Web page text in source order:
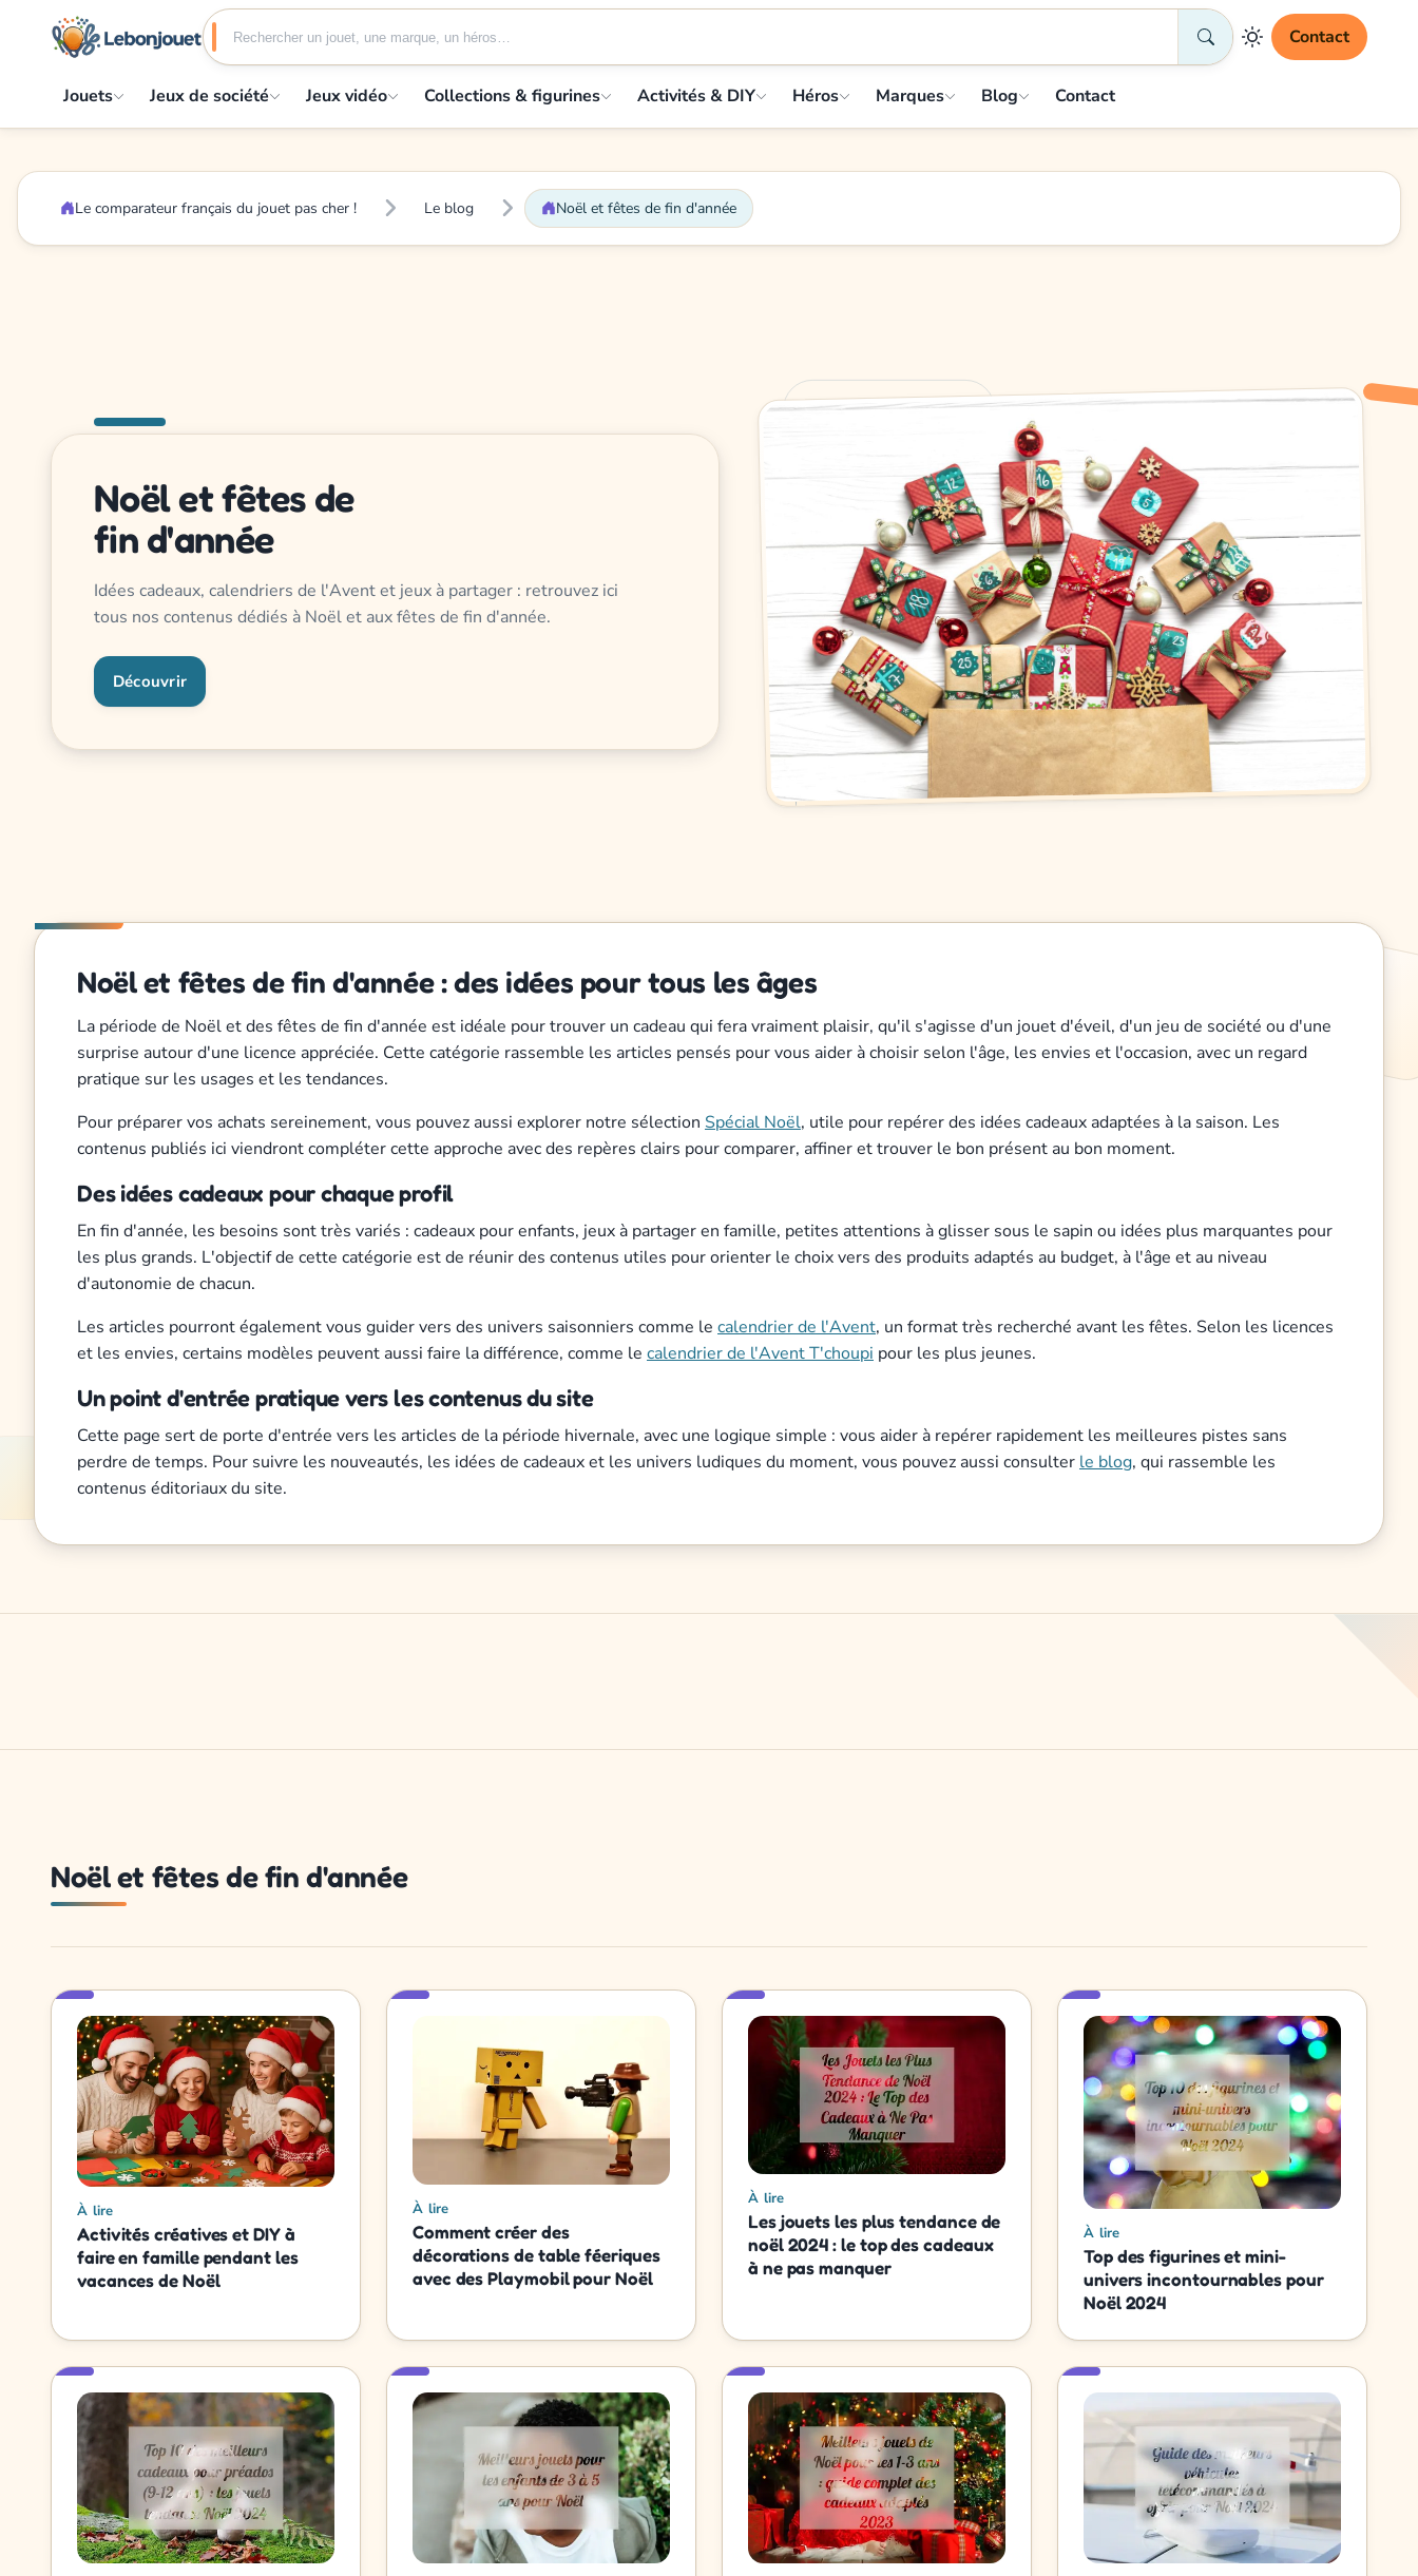
Contact
Jouets Jeux de société Jeux vidéo Collections & figurines Activités & DIY Héros Marques Blog Contact
Le comparateur français du jouet pas cher ! Le blog Noël et fêtes de fin d'année
Noël et fêtes de
fin d'année
Idées cadeaux, calendriers de l'Avent et jeux à partager : retrouvez ici
tous nos contenus dédiés à Noël et aux fêtes de fin d'année.
Découvrir
Noël et fêtes de fin d'année : des idées pour tous les âges
La période de Noël et des fêtes de fin d'année est idéale pour trouver un cadeau qui fera vraiment plaisir, qu'il s'agisse d'un jouet d'éveil, d'un jeu de société ou d'une
surprise autour d'une licence appréciée. Cette catégorie rassemble les articles pensés pour vous aider à choisir selon l'âge, les envies et l'occasion, avec un regard
pratique sur les usages et les tendances.
Pour préparer vos achats sereinement, vous pouvez aussi explorer notre sélection Spécial Noël, utile pour repérer des idées cadeaux adaptées à la saison. Les
contenus publiés ici viendront compléter cette approche avec des repères clairs pour comparer, affiner et trouver le bon présent au bon moment.
Des idées cadeaux pour chaque profil
En fin d'année, les besoins sont très variés : cadeaux pour enfants, jeux à partager en famille, petites attentions à glisser sous le sapin ou idées plus marquantes pour
les plus grands. L'objectif de cette catégorie est de réunir des contenus utiles pour orienter le choix vers des produits adaptés au budget, à l'âge et au niveau
d'autonomie de chacun.
Les articles pourront également vous guider vers des univers saisonniers comme le calendrier de l'Avent, un format très recherché avant les fêtes. Selon les licences
et les envies, certains modèles peuvent aussi faire la différence, comme le calendrier de l'Avent T'choupi pour les plus jeunes.
Un point d'entrée pratique vers les contenus du site
Cette page sert de porte d'entrée vers les articles de la période hivernale, avec une logique simple : vous aider à repérer rapidement les meilleures pistes sans
perdre de temps. Pour suivre les nouveautés, les idées de cadeaux et les univers ludiques du moment, vous pouvez aussi consulter le blog, qui rassemble les
contenus éditoriaux du site.
Noël et fêtes de fin d'année
À lire
Activités créatives et DIY à
faire en famille pendant les
vacances de Noël
À lire
Comment créer des
décorations de table féeriques
avec des Playmobil pour Noël
À lire
Les jouets les plus tendance de
noël 2024 : le top des cadeaux
à ne pas manquer
À lire
Top des figurines et mini-
univers incontournables pour
Noël 2024